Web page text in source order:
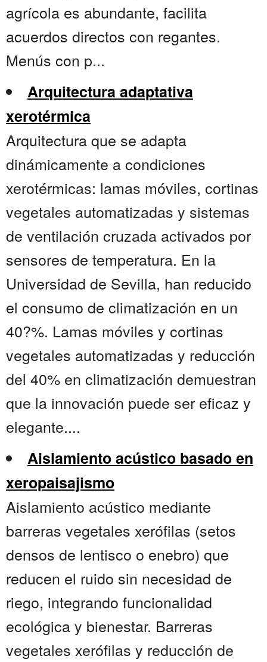
agrícola es abundante, facilita
acuerdos directos con regantes.
Menús con p...
Arquitectura adaptativa
xerotérmica
Arquitectura que se adapta
dinámicamente a condiciones
xerotérmicas: lamas móviles, cortinas
vegetales automatizadas y sistemas
de ventilación cruzada activados por
sensores de temperatura. En la
Universidad de Sevilla, han reducido
el consumo de climatización en un
40?%. Lamas móviles y cortinas
vegetales automatizadas y reducción
del 40% en climatización demuestran
que la innovación puede ser eficaz y
elegante....
Aislamiento acústico basado en
xeropaisajismo
Aislamiento acústico mediante
barreras vegetales xerófilas (setos
densos de lentisco o enebro) que
reducen el ruido sin necesidad de
riego, integrando funcionalidad
ecológica y bienestar. Barreras
vegetales xerófilas y reducción de